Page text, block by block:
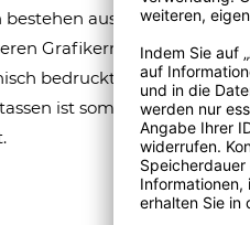
bestehen aus hochwertiger
Grafikern designt. Mit
bedruckt. Eine lange
ist somit garantiert